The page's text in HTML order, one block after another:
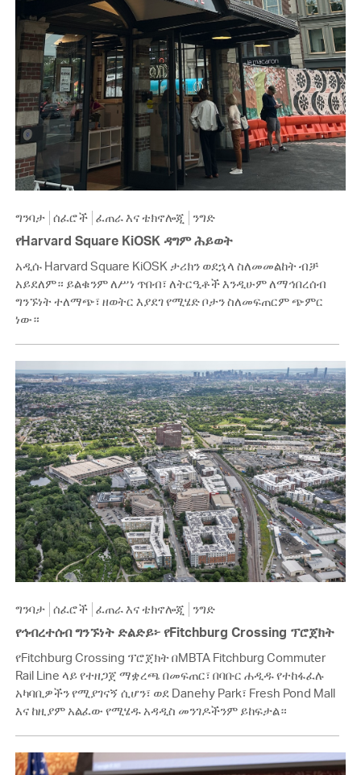
ግንባታ ሰፈሮች ፈጠራ እና ቴክኖሎጂ ንግድ
የHarvard Square KiOSK ዳግም ሕይወት
አዲሱ Harvard Square KiOSK ታሪክን ወደኋላ ስለመመልከት ብቻ
አይደለም። ይልቁንም ለሥነ ጥበብ፣ ለትርዒቶች እንዲሁም ለማኅበረሰብ
ግንኙነት ተለማጭ፣ ዘወትር እያደገ የሚሄድ ቦታን ስለመፍጠርም ጭምር
ነው።
ግንባታ ሰፈሮች ፈጠራ እና ቴክኖሎጂ ንግድ
የኅብረተሰብ ግንኙነት ድልድይ፦ የFitchburg Crossing ፕሮጀክት
የFitchburg Crossing ፕሮጀክት በMBTA Fitchburg Commuter
Rail Line ላይ የተዘጋጀ ማቋረጫ በመፍጠር፣ በባቡር ሐዲዱ የተከፋፈሉ
አካባቢዎችን የሚያገናኝ ሲሆን፣ ወደ Danehy Park፣ Fresh Pond Mall
እና ከዚያም አልፈው የሚሄዱ አዳዲስ መንገዶችንም ይከፍታል።